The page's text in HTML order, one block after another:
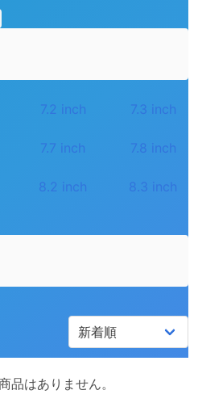
7.2 inch 7.3 inch
7.7 inch 7.8 inch
8.2 inch 8.3 inch
品はありません。